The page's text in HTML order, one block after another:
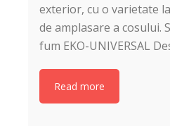
exterior, cu o varietate
de amplasare a cosului.
fum EKO-UNIVERSAL
Read more